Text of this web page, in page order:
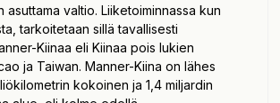
asuttama valtio. Liiketoiminnassa kun
tarkoitetaan sillä tavallisesti
Kiinaa eli Kiinaa pois lukien
ja Taiwan. Manner-Kiina on lähes
kokoinen ja 1,4 miljardin